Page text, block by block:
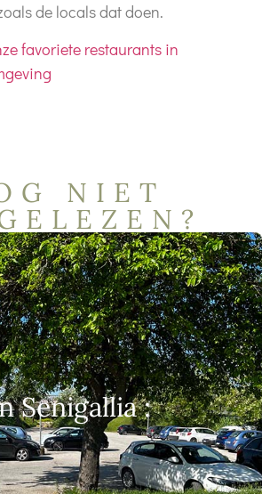
de locals dat doen.
favoriete restaurants in
NIET
Senigallia :